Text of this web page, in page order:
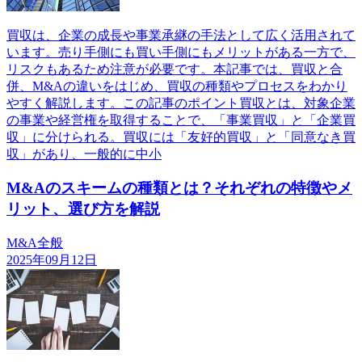
買収は、企業の成長や事業承継の手法として広く活用されて
います。売り手側にも買い手側にもメリットがある一方で、
リスクもあるため注意が必要です。本記事では、買収と合
併、M&Aの違いをはじめ、買収の種類やプロセスをわかり
やすく解説します。この記事のポイント買収とは、対象企業
の事業や経営権を取得することで、「事業買収」と「企業買
収」に分けられる。買収には「友好的買収」と「同意なき買
収」があり、一般的に中小
M&Aのスキームの種類とは？それぞれの特徴やメ
リット、選び方を解説
M&A全般
2025年09月12日